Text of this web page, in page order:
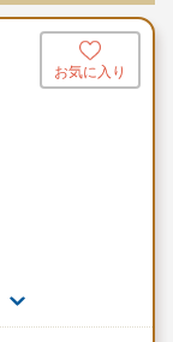
お気に入り